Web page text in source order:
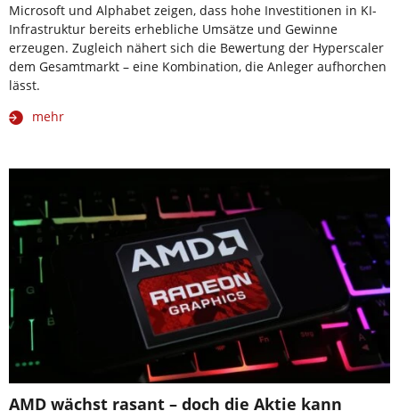
Microsoft und Alphabet zeigen, dass hohe Investitionen in KI-
Infrastruktur bereits erhebliche Umsätze und Gewinne
erzeugen. Zugleich nähert sich die Bewertung der Hyperscaler
dem Gesamtmarkt – eine Kombination, die Anleger aufhorchen
lässt.
mehr
AMD wächst rasant – doch die Aktie kann